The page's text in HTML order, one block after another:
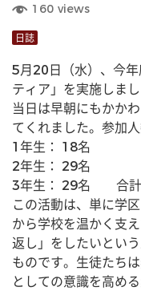
160 views
日誌
5月20日（水）、今
ティア」を実施しまし
当日は早朝にもかか
てくれました。参加
1年生： 18名
2年生： 29名
3年生： 29名　　合
この活動は、単に学
から学校を温かく支
返し」をしたいとい
ものです。生徒たち
としての意識を高め